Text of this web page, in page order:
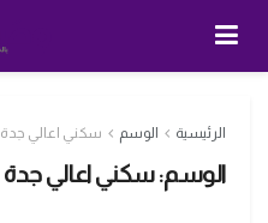
الرئيسية الوسم سكني اعالي جدة
الوسم:سكني اعالي جدة